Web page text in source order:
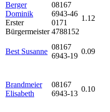
Berger
Dominik
Erster
Bürgermeister
08167
6943-46
0171
4788152
1.12
Best Susanne
08167
6943-19
0.09
Brandmeier
Elisabeth
08167
6943-13
0.10